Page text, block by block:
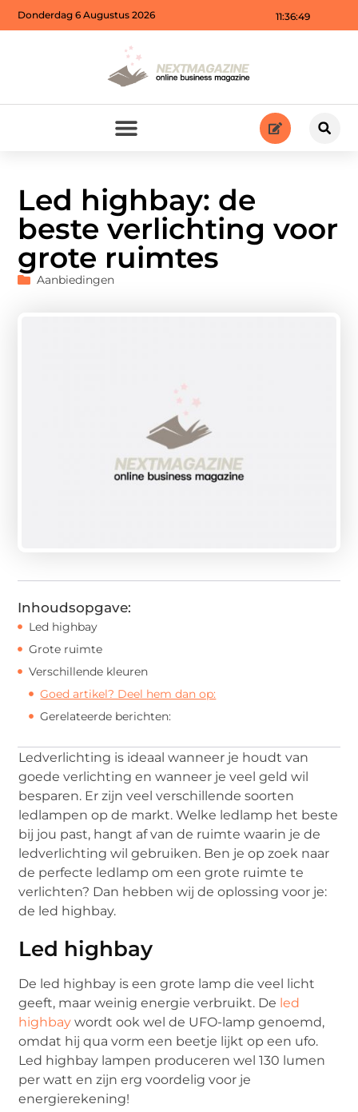
11:36:51
Donderdag 6 Augustus 2026
Led highbay: de
beste verlichting voor
grote ruimtes
Aanbiedingen
Inhoudsopgave:
Led highbay
Grote ruimte
Verschillende kleuren
Goed artikel? Deel hem dan op:
Gerelateerde berichten:
Ledverlichting is ideaal wanneer je houdt van
goede verlichting en wanneer je veel geld wil
besparen. Er zijn veel verschillende soorten
ledlampen op de markt. Welke ledlamp het beste
bij jou past, hangt af van de ruimte waarin je de
ledverlichting wil gebruiken. Ben je op zoek naar
de perfecte ledlamp om een grote ruimte te
verlichten? Dan hebben wij de oplossing voor je:
de led highbay.
Led highbay
De led highbay is een grote lamp die veel licht
geeft, maar weinig energie verbruikt. De led
highbay wordt ook wel de UFO-lamp genoemd,
omdat hij qua vorm een beetje lijkt op een ufo.
Led highbay lampen produceren wel 130 lumen
per watt en zijn erg voordelig voor je
energierekening!